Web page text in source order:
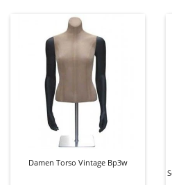
Damen Torso Vintage Bp3w